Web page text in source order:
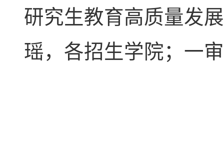
研究生教育高质量发
瑶，各招生学院；一